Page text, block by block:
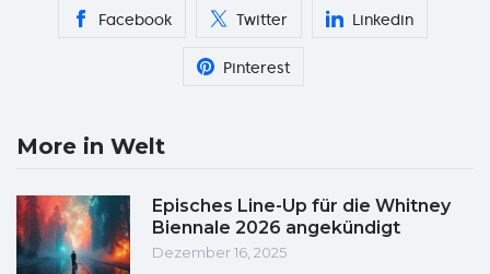
Facebook Twitter Linkedin
Pinterest
More in Welt
Episches Line-Up für die Whitney
Biennale 2026 angekündigt
Dezember 16, 2025